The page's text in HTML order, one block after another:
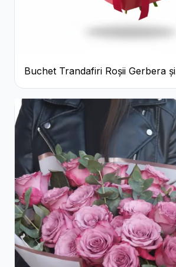
Buchet Trandafiri Roșii Gerbera și
Verdeață